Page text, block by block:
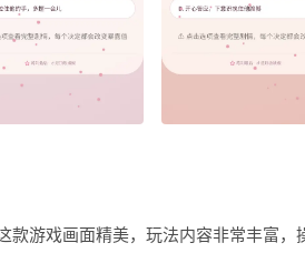
游戏画面精美，玩法内容非常丰富，